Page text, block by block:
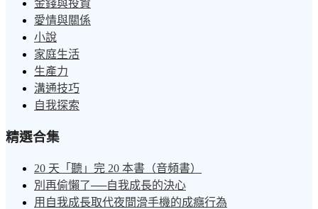
金錢與投資
愛情與關係
小說
家庭生活
生產力
溝通技巧
自我探索
精選合集
20 天「聽」完 20 本書（音頻書）
別再偷懶了──自我成長的決心
用自我成長取代夜間滑手機的成癮行為